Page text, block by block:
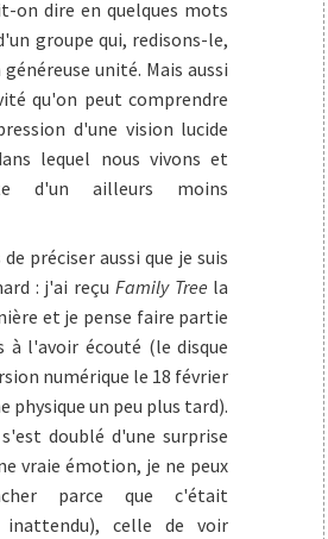
on dire en quelques mots
groupe qui, redisons-le,
unité. Mais aussi
qu'on peut comprendre
d'une vision lucide
lequel nous vivons et
d'un ailleurs moins
préciser aussi que je suis
: j'ai reçu Family Tree la
et je pense faire partie
à l'avoir écouté (le disque
numérique le 18 février
physique un peu plus tard).
doublé d'une surprise
vraie émotion, je ne peux
parce que c'était
celle de voir